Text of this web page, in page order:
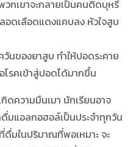
วกเขาจะกลายเป็นคนติดบุหรี่
อดเลือดแดงแคบลง หัวใจสูบ
วันของยาสูบ ทำให้ปอดระคาย
โรคเข้าสู่ปอดได้มากขึ้น
ความมึนเมา นักเรียนอาจ
มแอลกอฮอล์เป็นประจำทุกวัน
มในปริมาณที่พอเหมาะ จะ